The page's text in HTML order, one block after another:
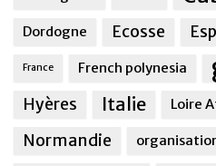
Dordogne Ecosse
France French polynesia
Hyères Italie Loire
Normandie